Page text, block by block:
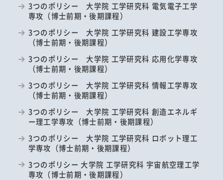
3つのポリシー 大学院 工学研究科 電気電子工学
専攻（博士前期・後期課程）
3つのポリシー 大学院 工学研究科 建設工学専攻
（博士前期・後期課程）
3つのポリシー 大学院 工学研究科 応用化学専攻
（博士前期・後期課程）
3つのポリシー 大学院 工学研究科 情報工学専攻
（博士前期・後期課程）
3つのポリシー 大学院 工学研究科 創造エネルギ
ー理工学専攻（博士前期・後期課程）
3つのポリシー 大学院 工学研究科 ロボット理工
学専攻（博士前期・後期課程）
3つのポリシー 大学院 工学研究科 宇宙航空理工学
専攻（博士前期・後期課程）